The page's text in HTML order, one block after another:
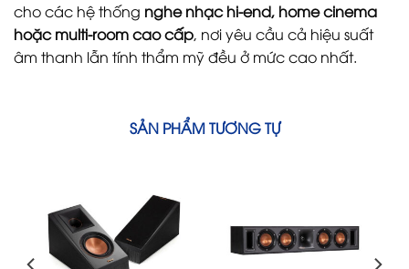
cho các hệ thống nghe nhạc hi-end, home cinema
hoặc multi-room cao cấp, nơi yêu cầu cả hiệu suất
âm thanh lẫn tính thẩm mỹ đều ở mức cao nhất.
SẢN PHẨM TƯƠNG TỰ